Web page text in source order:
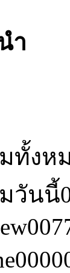
ำ
ทั้งห
วันนี้